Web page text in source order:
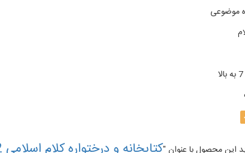
موضوعی
این محصول با عنوان "